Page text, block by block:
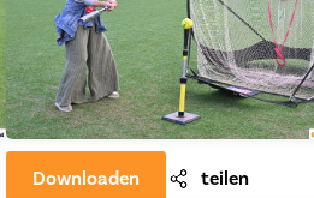
Downloaden teilen